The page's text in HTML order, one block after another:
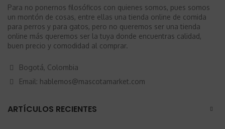
Para no ponernos filosóficos con quienes somos, pues somos
un montón de cosas, entre ellas una tienda online de comida
para perros y para gatos, pero no queremos ser una tienda
online más queremos ser la tuya donde encuentras calidad,
buen precio y comodidad al comprar.
Bogotá, Colombia
Email: hablemos@mascotamarket.com
ARTÍCULOS RECIENTES